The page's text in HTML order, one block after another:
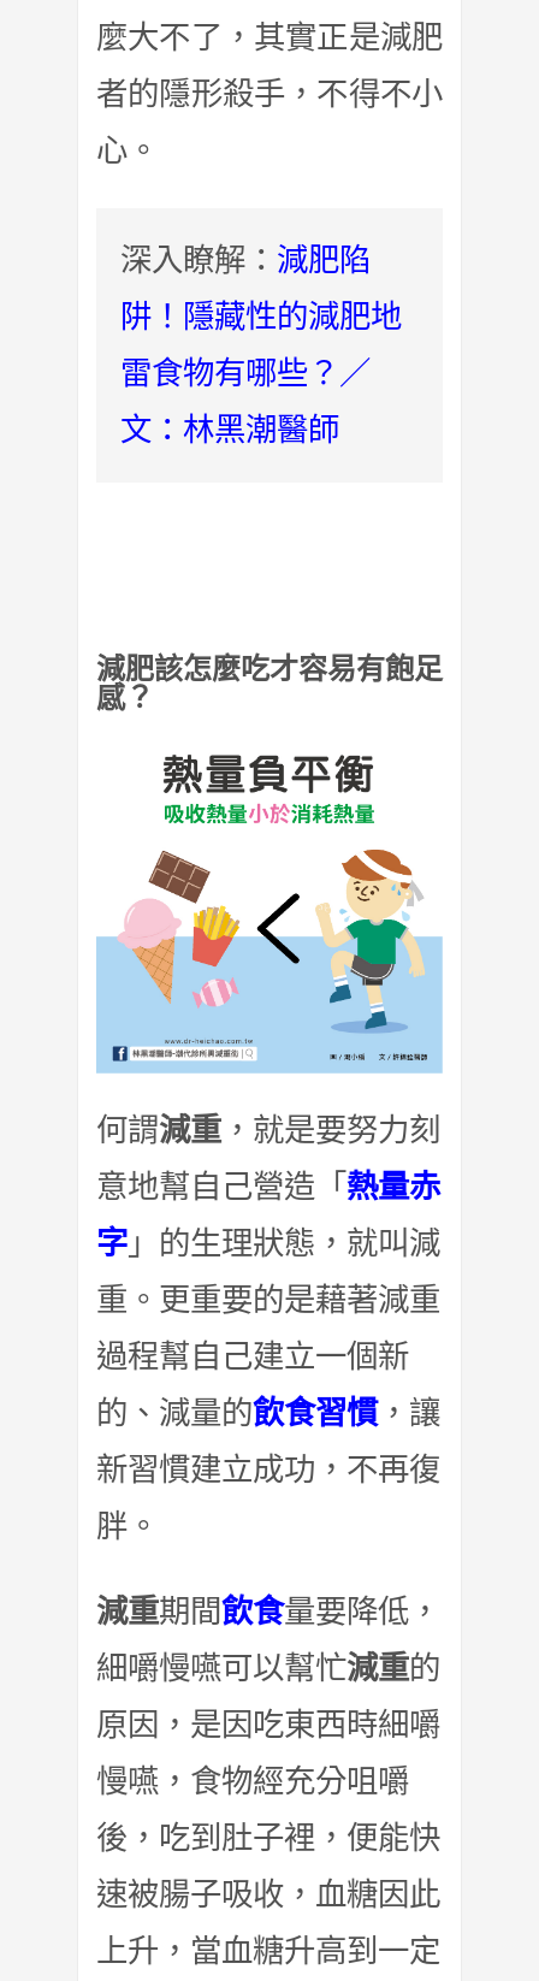
麼大不了，其實正是減肥
者的隱形殺手，不得不小
心。
深入瞭解： 減肥陷
阱！隱藏性的減肥地
雷食物有哪些？／
文：林黑潮醫師
減肥該怎麼吃才容易有飽足
感？
何謂減重 ，就是要努力刻
意地幫自己營造「 熱量赤
字 」的生理狀態，就叫減
重。更重要的是藉著減重
過程幫自己建立一個新
的、減量的飲食習慣，讓
新習慣建立成功，不再復
胖。
減重期間飲食量要降低，
細嚼慢嚥可以幫忙減重的
原因，是因吃東西時細嚼
慢嚥，食物經充分咀嚼
後，吃到肚子裡，便能快
速被腸子吸收，血糖因此
上升，當血糖升高到一定